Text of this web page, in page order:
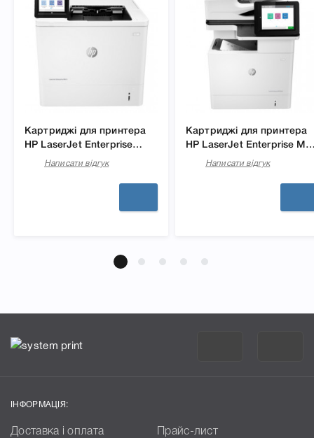
Картриджі для принтера
HP LaserJet Enterprise
M612dnНаписати відгук
Картриджі для принтера
HP LaserJet Enterprise
M636Написати відгук
ІНФОРМАЦІЯ:
Доставка і оплата Прайс-лист